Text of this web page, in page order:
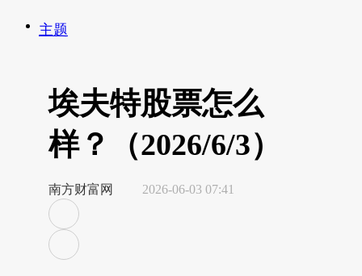
主题
埃夫特股票怎么
样？（2026/6/3）
南方财富网 2026-06-03 07:41